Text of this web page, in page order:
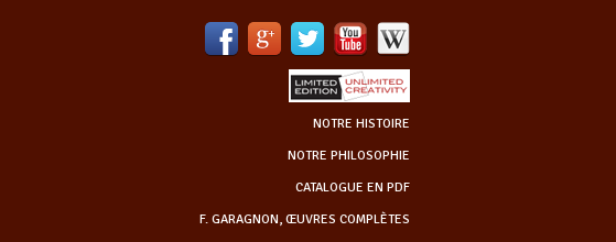
NOTRE HISTOIRE
NOTRE PHILOSOPHIE
CATALOGUE EN PDF
F. GARAGNON, ŒUVRES COMPLÈTES